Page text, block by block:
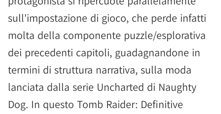
sull'impostazione di gioco, che perde infatti
molta della componente puzzle/esplorativa
dei precedenti capitoli, guadagnandone in
termini di struttura narrativa, sulla moda
lanciata dalla serie Uncharted di Naughty
Dog. In questo Tomb Raider: Definitive